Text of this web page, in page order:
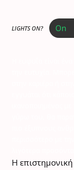
LIGHTS ON?
Η επιστημονική